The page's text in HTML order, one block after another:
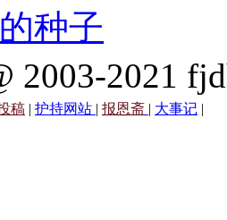
种子
2003-2021
稿 | 护持网站 | 报恩斋 | 大事记 |